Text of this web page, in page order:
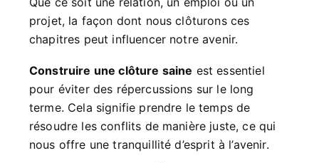
projet, la façon dont nous clôturons ces
chapitres peut influencer notre avenir.
Construire une clôture saine est essentiel
pour éviter des répercussions sur le long
terme. Cela signifie prendre le temps de
résoudre les conflits de manière juste, ce qui
nous offre une tranquillité d’esprit à l’avenir.